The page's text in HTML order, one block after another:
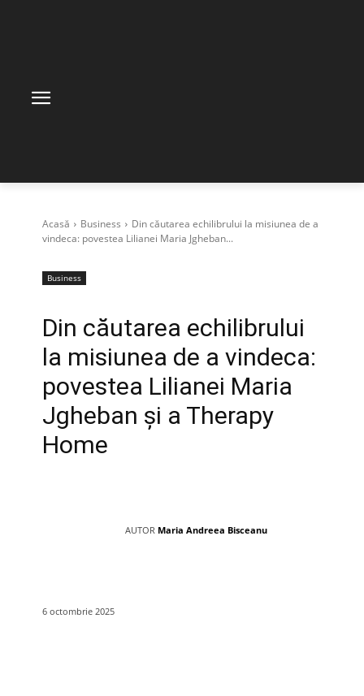
Acasă Business
Din căutarea echilibrului la misiunea de a
vindeca: povestea Lilianei Maria Jgheban...
Business
Din căutarea echilibrului
la misiunea de a vindeca:
povestea Lilianei Maria
Jgheban și a Therapy
Home
AUTOR Maria Andreea Bisceanu
6 octombrie 2025